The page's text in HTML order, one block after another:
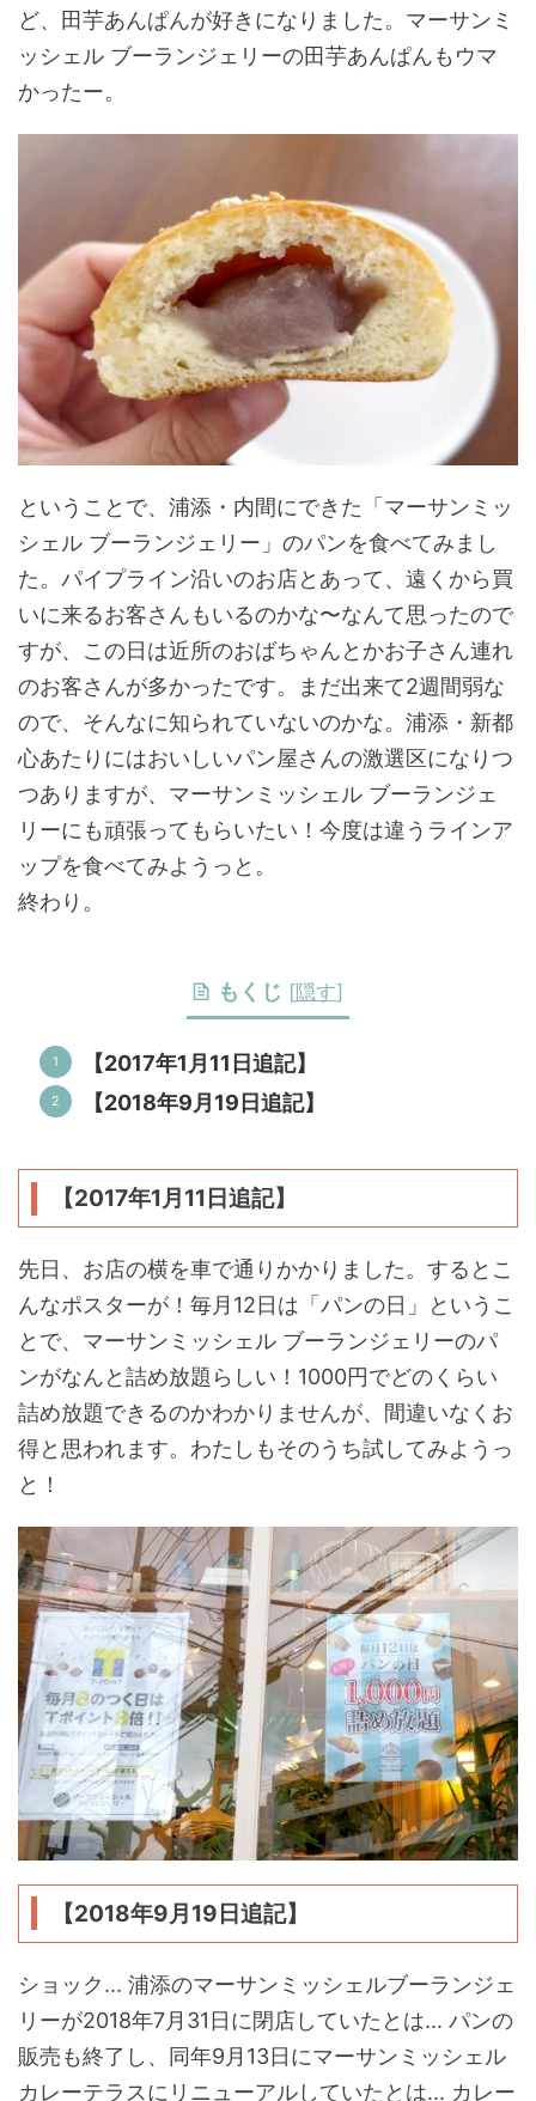
ど、田芋あんぱんが好きになりました。マーサンミ
ッシェル ブーランジェリーの田芋あんぱんもウマ
かったー。
ということで、浦添・内間にできた「マーサンミッ
シェル ブーランジェリー」のパンを食べてみまし
た。パイプライン沿いのお店とあって、遠くから買
いに来るお客さんもいるのかな〜なんて思ったので
すが、この日は近所のおばちゃんとかお子さん連れ
のお客さんが多かったです。まだ出来て2週間弱な
ので、そんなに知られていないのかな。浦添・新都
心あたりにはおいしいパン屋さんの激選区になりつ
つありますが、マーサンミッシェル ブーランジェ
リーにも頑張ってもらいたい！今度は違うラインア
ップを食べてみようっと。
終わり。
もくじ [隠す]
【2017年1月11日追記】
【2018年9月19日追記】
【2017年1月11日追記】
先日、お店の横を車で通りかかりました。するとこ
んなポスターが！毎月12日は「パンの日」というこ
とで、マーサンミッシェル ブーランジェリーのパ
ンがなんと詰め放題らしい！1000円でどのくらい
詰め放題できるのかわかりませんが、間違いなくお
得と思われます。わたしもそのうち試してみようっ
と！
【2018年9月19日追記】
ショック... 浦添のマーサンミッシェルブーランジェ
リーが2018年7月31日に閉店していたとは... パンの
販売も終了し、同年9月13日にマーサンミッシェル
カレーテラスにリニューアルしていたとは... カレー